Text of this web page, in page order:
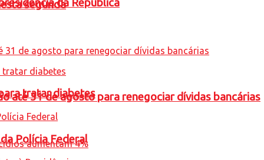
segunda
até 31 de agosto para renegociar dívidas bancárias
tratar diabetes
Polícia Federal